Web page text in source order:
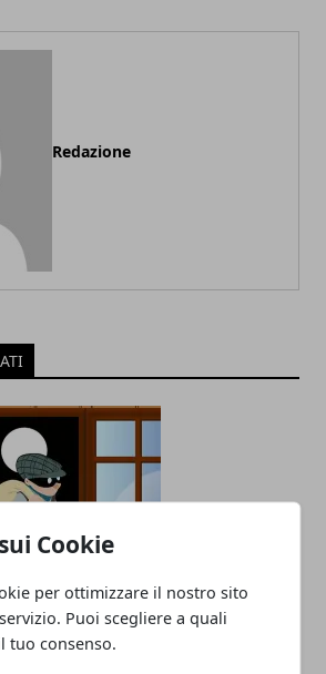
Cookie
per ottimizzare il nostro sito
Puoi scegliere a quali
tuo consenso.
Redazione
per la casa: